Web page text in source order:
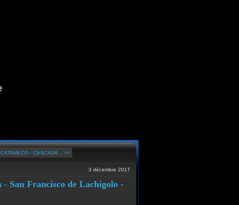
- CASCADA... >>
3 décembre 2017
San Francisco de Lachigolo -